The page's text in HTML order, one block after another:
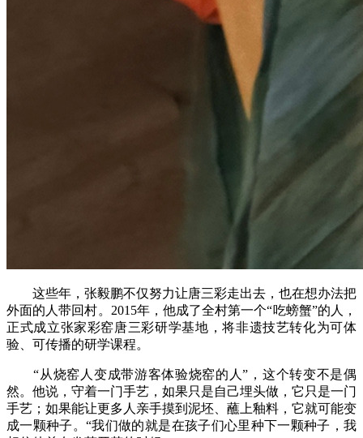
这些年，张毅鹏不仅努力让唐三彩走出去，也在想办法把
外面的人带回村。2015年，他成了全村第一个“吃螃蟹”的人，
正式成立张家彩窑唐三彩研学基地，将非遗技艺转化为可体
验、可传播的研学课程。
“从烧窑人变成带游客体验烧窑的人”，这个转变不是偶
然。他说，守着一门手艺，如果只是自己埋头做，它只是一门
手艺；如果能让更多人亲手摸到泥坯、蘸上釉料，它就可能变
成一颗种子。“我们做的就是在孩子们心里种下一颗种子，我